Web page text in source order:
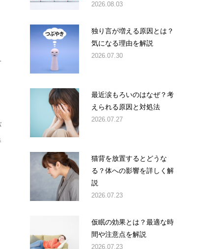
2026.08.03
独り言が増える原因とは？
気になる理由を解説
2026.07.30
最近涙もろいのはなぜ？考
えられる原因と対処法
2026.07.27
猫背を放置するとどうな
る？体への影響を詳しく解
説
2026.07.23
仮眠の効果とは？最適な時
間や注意点を解説
2026.07.23